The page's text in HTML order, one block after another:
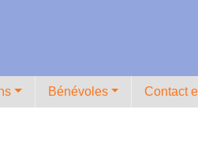
Bénévoles Contact